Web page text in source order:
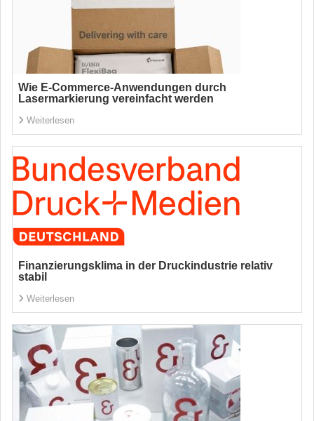
Wie E-Commerce-Anwendungen durch
Lasermarkierung vereinfacht werden
Weiterlesen
Finanzierungsklima in der Druckindustrie relativ
stabil
Weiterlesen